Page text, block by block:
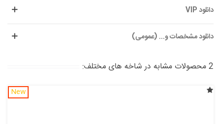
دانلود VIP
دانلود مشخصات و... (عمومی)
2 محصولات مشابه در شاخه های مختلف:
New